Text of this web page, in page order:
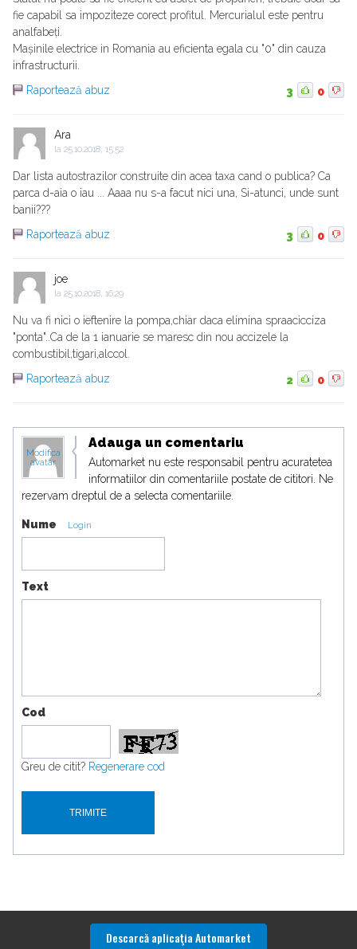
fie capabil sa impoziteze corect profitul. Mercurialul este pentru
analfabeți.
Mașinile electrice in Romania au eficienta egala cu "0" din cauza
infrastructurii.
Raportează abuz
3 0
Ara
la 25.10.2018, 15:52
Dar lista autostrazilor construite din acea taxa cand o publica? Ca
parca d-aia o iau ... Aaaa nu s-a facut nici una, Si-atunci, unde sunt
banii???
Raportează abuz
3 0
joe
la 25.10.2018, 16:29
Nu va fi nici o ieftenire la pompa,chiar daca elimina spraacicciza
"ponta"..Ca de la 1 ianuarie se maresc din nou accizele la
combustibil,tigari,alccol.
Raportează abuz
2 0
Modifica
avatar
Adauga un comentariu
Automarket nu este responsabil pentru acuratetea
informatiilor din comentariile postate de cititori. Ne
rezervam dreptul de a selecta comentariile.
Nume Login
Text
Cod
Greu de citit? Regenerare cod
Descarcă aplicaţia Automarket